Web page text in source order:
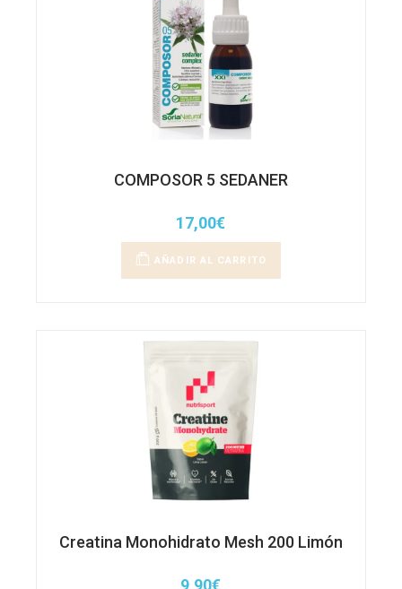
COMPOSOR 5 SEDANER
17,00€
AÑADIR AL CARRITO
Creatina Monohidrato Mesh 200 Limón
9,90€